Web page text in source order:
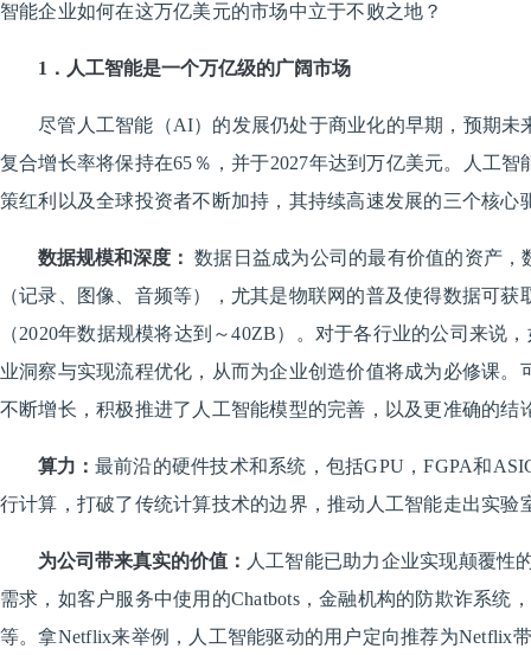
智能企业如何在这万亿美元的市场中立于不败之地？
1．人工智能是一个万亿级的广阔市场
尽管人工智能（AI）的发展仍处于商业化的早期，预期未
复合增长率将保持在65％，并于2027年达到万亿美元。人工
策红利以及全球投资者不断加持，其持续高速发展的三个核心
数据规模和深度： 数据日益成为公司的最有价值的资产，
（记录、图像、音频等），尤其是物联网的普及使得数据可
（2020年数据规模将达到～40ZB）。对于各行业的公司来说
业洞察与实现流程优化，从而为企业创造价值将成为必修课。
不断增长，积极推进了人工智能模型的完善，以及更准确的结
算力： 最前沿的硬件技术和系统，包括GPU，FGPA和
行计算，打破了传统计算技术的边界，推动人工智能走出实验
为公司带来真实的价值： 人工智能已助力企业实现颠覆性
需求，如客户服务中使用的Chatbots，金融机构的防欺诈系统
等。拿Netflix来举例，人工智能驱动的用户定向推荐为Netflix